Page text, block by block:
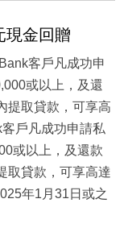
現金回贈
客戶凡成功申
或以上，及還
提取貸款，可享高
戶凡成功申請私
或以上，及還款
取貸款，可享高達
年1月31日或之